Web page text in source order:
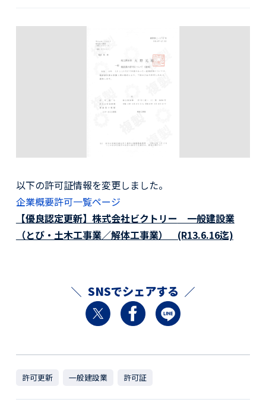
社員インタビュー
育休取得者インタビュー
福利厚生
よくある質問
Social link
サイト内検索
以下の許可証情報を変更しました。
企業概要許可一覧ページ
【優良認定更新】株式会社ビクトリー 一般建設業
（とび・土木工事業／解体工事業） (R13.6.16迄)
SNSでシェアする
許可更新 一般建設業 許可証